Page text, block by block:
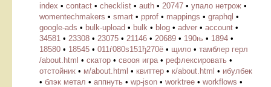
index • contact • checklist • auth • 20747 • упало нетрож •
womentechmakers • smart • pprof • mappings • graphql •
google-ads • bulk-upload • bulk • blog • adver • account •
34581 • 23308 • 23075 • 21146 • 20689 • 190њ • 1894 •
18580 • 18545 • 011ѓ080ѕ151ђ270ё • щило • тамблер герл
/about.html • скатор • свооя игра • рефлексировать •
отстойник • м/about.html • квиттер • к/about.html • ибулбек
• блэк метал • аппнуть • wp-json • worktree • workflows •